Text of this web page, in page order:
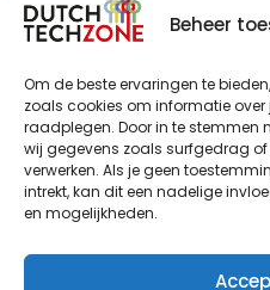
Beheer
Om de beste ervaringen te
zoals cookies om informatie
raadplegen. Door in te stemmen
wij gegevens zoals surfgedrag of
verwerken. Als je geen
intrekt, kan dit een nadelige
en mogelijkheden.
7811 KL Emmen
+31 (0)85 065 72 47
info@dutchtechzone.nl
Ga naar
De regio
Over ons
.